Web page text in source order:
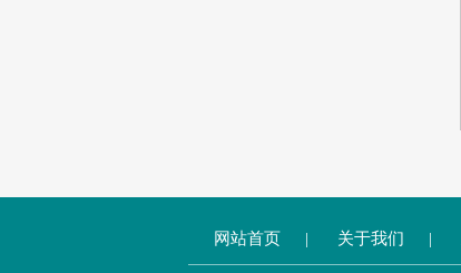
网站首页 | 关于我们 |